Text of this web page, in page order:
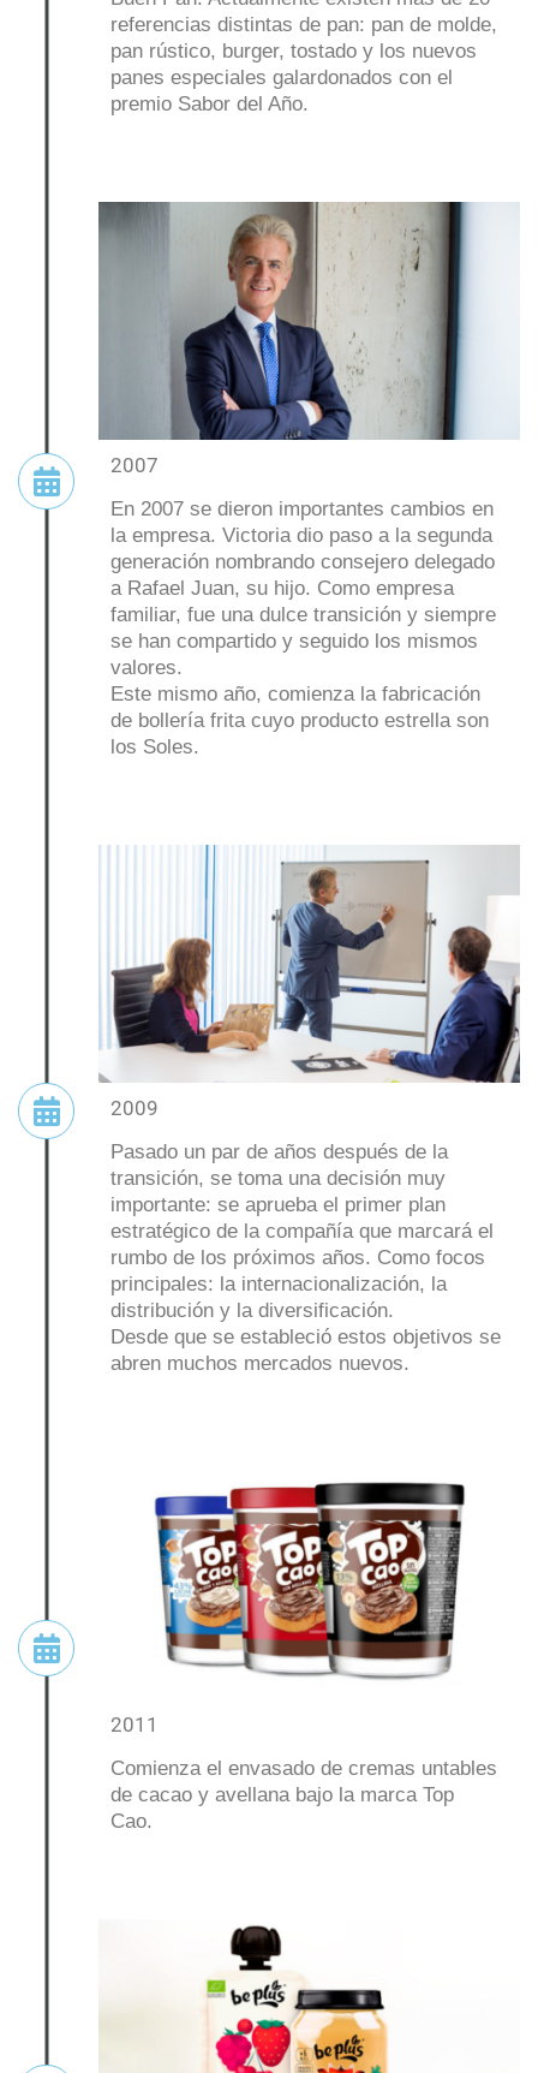
referencias distintas de pan: pan de molde,
pan rústico, burger, tostado y los nuevos
panes especiales galardonados con el
premio Sabor del Año.
2007
En 2007 se dieron importantes cambios en
la empresa. Victoria dio paso a la segunda
generación nombrando consejero delegado
a Rafael Juan, su hijo. Como empresa
familiar, fue una dulce transición y siempre
se han compartido y seguido los mismos
valores.
Este mismo año, comienza la fabricación
de bollería frita cuyo producto estrella son
los Soles.
2009
Pasado un par de años después de la
transición, se toma una decisión muy
importante: se aprueba el primer plan
estratégico de la compañía que marcará el
rumbo de los próximos años. Como focos
principales: la internacionalización, la
distribución y la diversificación.
Desde que se estableció estos objetivos se
abren muchos mercados nuevos.
2011
Comienza el envasado de cremas untables
de cacao y avellana bajo la marca Top
Cao.